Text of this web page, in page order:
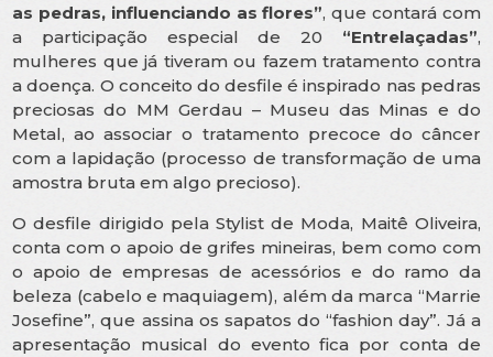
as pedras, influenciando as flores”, que contará com
a participação especial de 20 “Entrelaçadas”,
mulheres que já tiveram ou fazem tratamento contra
a doença. O conceito do desfile é inspirado nas pedras
preciosas do MM Gerdau – Museu das Minas e do
Metal, ao associar o tratamento precoce do câncer
com a lapidação (processo de transformação de uma
amostra bruta em algo precioso).
O desfile dirigido pela Stylist de Moda, Maitê Oliveira,
conta com o apoio de grifes mineiras, bem como com
o apoio de empresas de acessórios e do ramo da
beleza (cabelo e maquiagem), além da marca “Marrie
Josefine”, que assina os sapatos do “fashion day”. Já a
apresentação musical do evento fica por conta de